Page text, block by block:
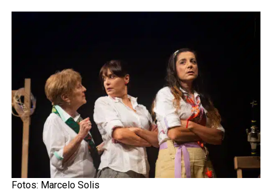
Fotos: Marcelo Solis